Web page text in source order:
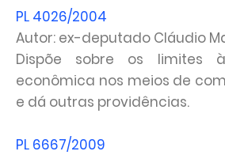
PL 4026/2004
Autor: ex-deputado Cláudio
Dispõe sobre os limites
econômica nos meios de
e dá outras providências.
PL 6667/2009